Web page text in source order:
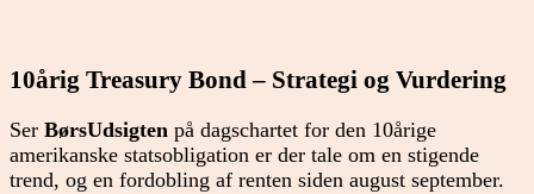
10årig Treasury Bond – Strategi og Vurdering
Ser BørsUdsigten på dagschartet for den 10årige
amerikanske statsobligation er der tale om en stigende
trend, og en fordobling af renten siden august september.